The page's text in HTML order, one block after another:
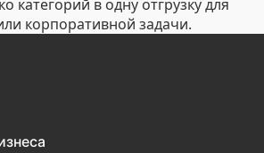
категорий в одну отгрузку для
корпоративной задачи.